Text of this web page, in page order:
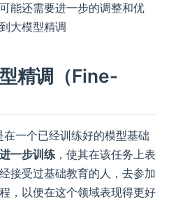
能还需要进一步的调整和优
大模型精调
精调（Fine-
一个已经训练好的模型基础
一步训练 ，使其在该任务上表
接受过基础教育的人，去参加
，以便在这个领域表现得更好